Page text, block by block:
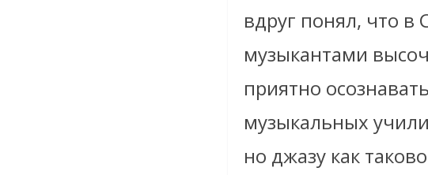
вдруг понял, что в
музыкантами
приятно
музыкальных
но джазу как